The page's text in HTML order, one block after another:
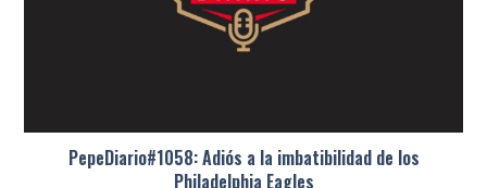
PepeDiario#1058: Adiós a la imbatibilidad de los
Philadelphia Eagles